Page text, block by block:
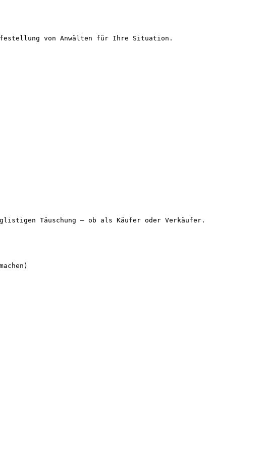
von Anwälten für Ihre Situation.
Täuschung – ob als Käufer oder Verkäufer.